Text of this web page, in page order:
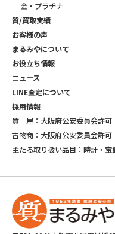
金・プラチナ
質/買取実績
お客様の声
まるみやについて
お役立ち情報
ニュース
LINE査定について
採用情報
質 屋：大阪府公安委員会許
古物商：大阪府公安委員会許
主たる取り扱い品目：時計・宝